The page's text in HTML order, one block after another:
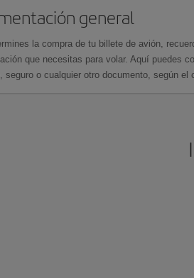
general
la compra de tu billete de avión,
que necesitas para volar. Aquí puedes
seguro o cualquier otro documento, según el